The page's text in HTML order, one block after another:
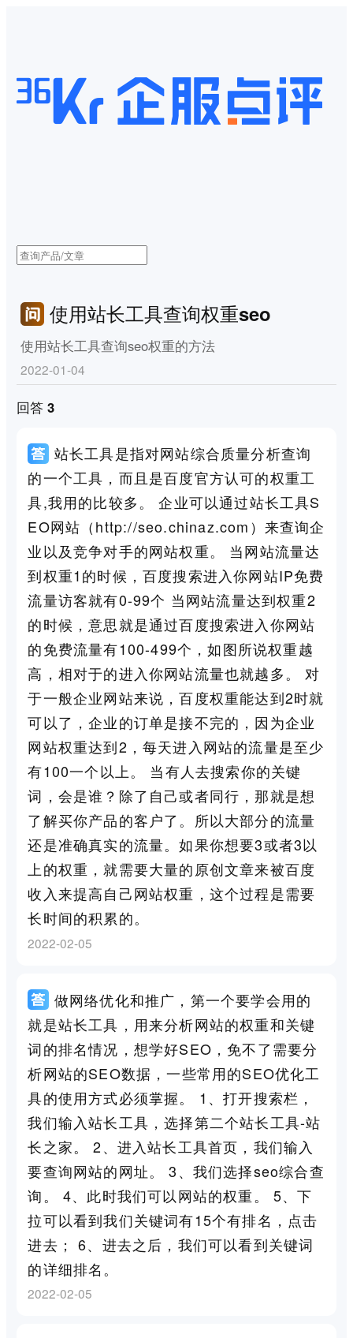
使用站长工具查询权重seo
使用站长工具查询seo权重的方法
2022-01-04
回答 3
站长工具是指对网站综合质量分析查询
的一个工具，而且是百度官方认可的权重工
具,我用的比较多。 企业可以通过站长工具S
EO网站（http://seo.chinaz.com）来查询企
业以及竞争对手的网站权重。 当网站流量达
到权重1的时候，百度搜索进入你网站IP免费
流量访客就有0-99个 当网站流量达到权重2
的时候，意思就是通过百度搜索进入你网站
的免费流量有100-499个，如图所说权重越
高，相对于的进入你网站流量也就越多。 对
于一般企业网站来说，百度权重能达到2时就
可以了，企业的订单是接不完的，因为企业
网站权重达到2，每天进入网站的流量是至少
有100一个以上。 当有人去搜索你的关键
词，会是谁？除了自己或者同行，那就是想
了解买你产品的客户了。所以大部分的流量
还是准确真实的流量。如果你想要3或者3以
上的权重，就需要大量的原创文章来被百度
收入来提高自己网站权重，这个过程是需要
长时间的积累的。
2022-02-05
做网络优化和推广，第一个要学会用的
就是站长工具，用来分析网站的权重和关键
词的排名情况，想学好SEO，免不了需要分
析网站的SEO数据，一些常用的SEO优化工
具的使用方式必须掌握。 1、打开搜索栏，
我们输入站长工具，选择第二个站长工具-站
长之家。 2、进入站长工具首页，我们输入
要查询网站的网址。 3、我们选择seo综合查
询。 4、此时我们可以网站的权重。 5、下
拉可以看到我们关键词有15个有排名，点击
进去； 6、进去之后，我们可以看到关键词
的详细排名。
2022-02-05